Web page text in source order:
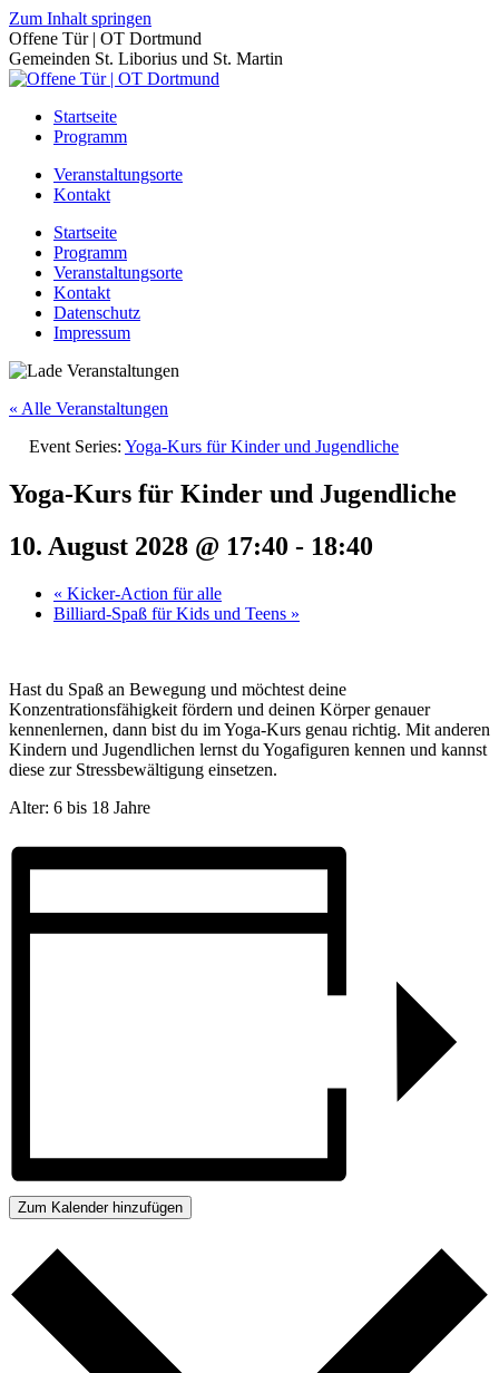
Zum Inhalt springen
Offene Tür | OT Dortmund
Gemeinden St. Liborius und St. Martin
Startseite
Programm
Veranstaltungsorte
Kontakt
Startseite
Programm
Veranstaltungsorte
Kontakt
Datenschutz
Impressum
« Alle Veranstaltungen
Event Series: Yoga-Kurs für Kinder und Jugendliche
Yoga-Kurs für Kinder und Jugendliche
10. August 2028 @ 17:40 - 18:40
« Kicker-Action für alle
Billiard-Spaß für Kids und Teens »
Hast du Spaß an Bewegung und möchtest deine
Konzentrationsfähigkeit fördern und deinen Körper genauer
kennenlernen, dann bist du im Yoga-Kurs genau richtig. Mit anderen
Kindern und Jugendlichen lernst du Yogafiguren kennen und kannst
diese zur Stressbewältigung einsetzen.
Alter: 6 bis 18 Jahre
Zum Kalender hinzufügen